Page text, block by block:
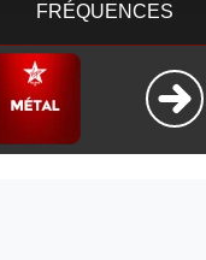
FRÉQUENCES